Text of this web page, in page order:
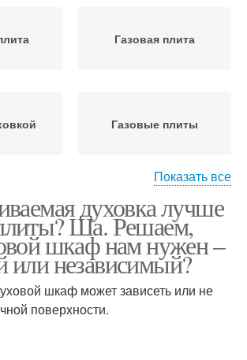
Газовая плита
Газовые плиты
Плита в интерьере
Комбинированные
Показать все
духовка лучше
Ша. Решаем,
шкаф нам нужен –
или независимый?
шкаф может зависеть или не
поверхности.